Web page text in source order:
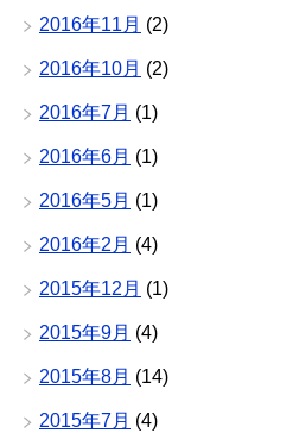
2016年11月 (2)
2016年10月 (2)
2016年7月 (1)
2016年6月 (1)
2016年5月 (1)
2016年2月 (4)
2015年12月 (1)
2015年9月 (4)
2015年8月 (14)
2015年7月 (4)